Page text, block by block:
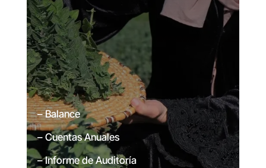
– Balance
– Cuentas Anuales
– Informe de Auditoría